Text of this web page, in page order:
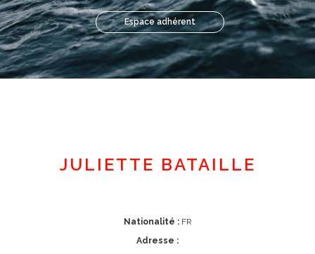
Espace adhérent
JULIETTE BATAILLE
Nationalité :FR
Adresse :